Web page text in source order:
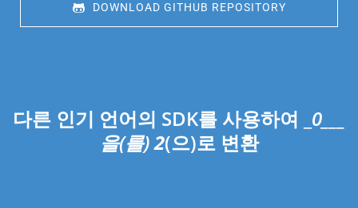
DOWNLOAD GITHUB REPOSITORY
다른 인기 언어의 SDK를 사용하여 _ 0___
을(를)2(으)로 변환